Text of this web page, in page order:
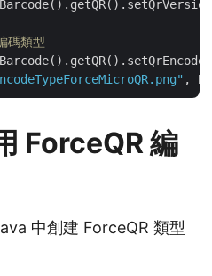
碼類型
ForceQR 編
中創建 ForceQR 類型